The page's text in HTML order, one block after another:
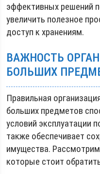
эффективных решений
увеличить полезное
доступ к хранениям.
ВАЖНОСТЬ
БОЛЬШИХ
Правильная
больших предметов
условий эксплуатации
также обеспечивает
имущества.
которые стоит